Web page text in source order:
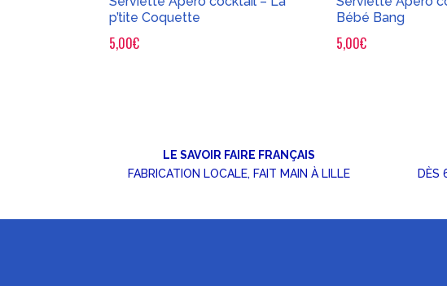
p’tite Coquette
5,00€
Bébé Bang
5,00€
LE SAVOIR FAIRE FRANÇAIS
FABRICATION LOCALE, FAIT MAIN À LILLE
DÈS